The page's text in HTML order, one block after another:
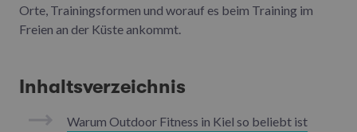
Orte, Trainingsformen und worauf es beim Training im
Freien an der Küste ankommt.
Inhaltsverzeichnis
Warum Outdoor Fitness in Kiel so beliebt ist